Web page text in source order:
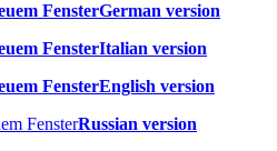
German version
Italian version
English version
Russian version